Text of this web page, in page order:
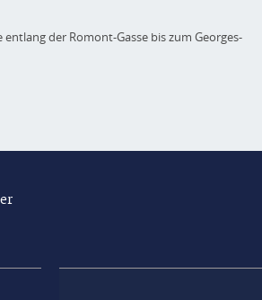
der Romont-Gasse bis zum Georges-